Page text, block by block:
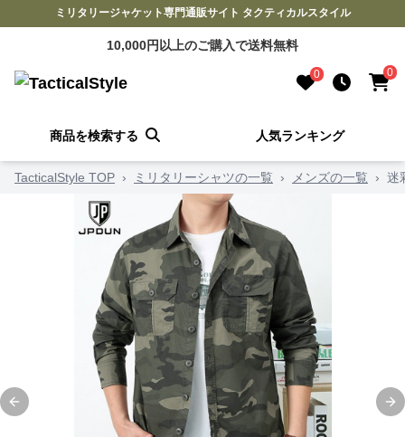
ミリタリージャケット専門通販サイト タクティカルスタイル
10,000円以上のご購入で送料無料
0 0
商品を検索する 人気ランキング
TacticalStyle TOP › ミリタリーシャツの一覧 › メンズの一覧 › 迷
Previous slide